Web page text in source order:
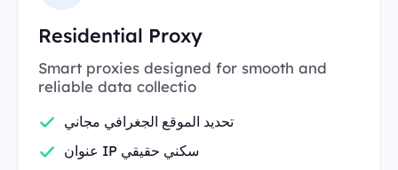
Residential Proxy
Smart proxies designed for smooth and
reliable data collectio
تحديد الموقع الجغرافي مجاني
عنوان IP سكني حقيقي